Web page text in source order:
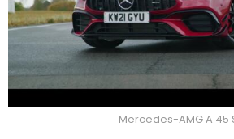
Mercedes-AMG A 45